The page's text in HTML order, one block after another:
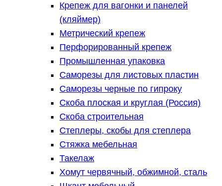
Крепеж для вагонки и панелей
(кляймер)
Метрический крепеж
Перфорированный крепеж
Промышленная упаковка
Саморезы для листовых пластин
Саморезы черные по гипроку
Скоба плоская и круглая (Россия)
Скоба строительная
Степлеры, скобы для степлера
Стяжка мебельная
Такелаж
Хомут червячный, обжимной, сталь